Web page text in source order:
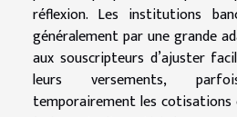
réflexion. Les institutions
généralement par une grande
aux souscripteurs d’ajuster
leurs versements,
temporairement les cotisations